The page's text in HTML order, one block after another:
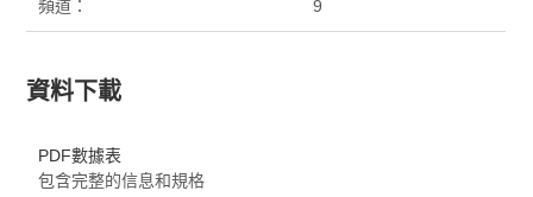
頻道： 9
資料下載
PDF數據表
包含完整的信息和規格